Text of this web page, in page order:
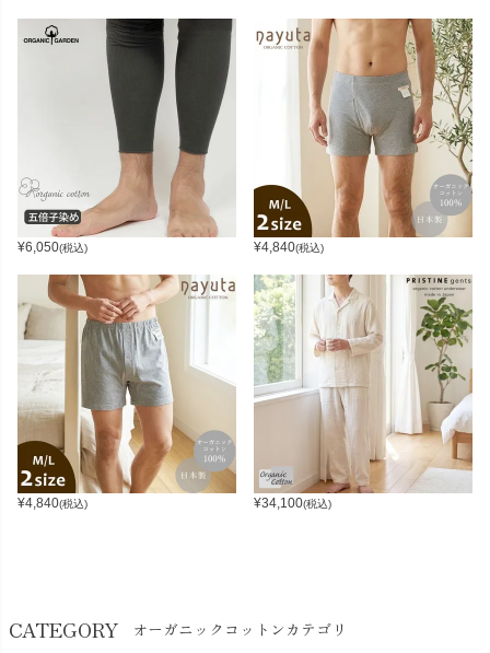
¥6,050(税込) ¥4,840(税込)
¥4,840(税込) ¥34,100(税込)
CATEGORY オーガニックコットンカテゴリ